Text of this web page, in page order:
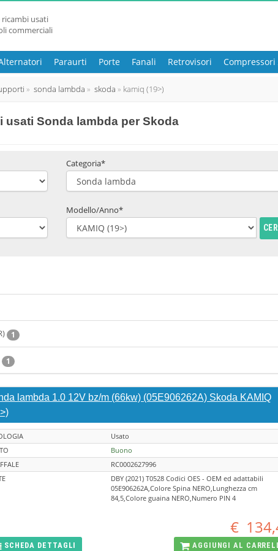
usati
commerciali
Paraurti Porte Fanali Retrovisori Compressori
sonda lambda skoda kamiq (19>)
usati Sonda lambda per Skoda
Categoria*
Modello/Anno*
1
1
lambda 1.0 12V bz/m (66kw) (05E906262A) Skoda KAMIQ
Usato
Buono
RC0002627996
DBY (2021) T0528 Codici OES - OEM ed adattabili
05E906262A,Colore Spina NERO,Lunghezza cm
84,5,Colore guaina NERO,Numero PIN 4
€
SCHEDA DETTAGLI AGGIUNGI AL